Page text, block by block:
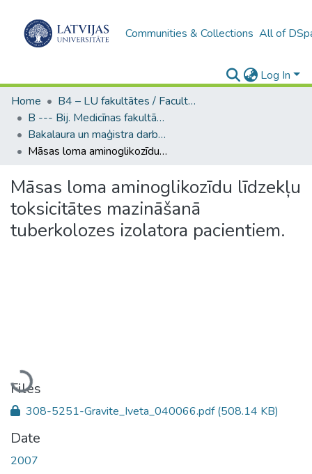
Communities & Collections All of
Log In
Home
B4 – LU fakultātes / Faculties of the UL
B --- Bij. Medicīnas fakultātes studentu noslēguma darbi / Faculty of Medicine - Graduate works
Bakalaura un maģistra darbi (MF) / Bachelor's and Master's theses
Māsas loma aminoglikozīdu līdzekļu toksicitātes mazināšanā tuberkolozes izolatora pacientiem.
Māsas loma aminoglikozīdu līdzekļu
toksicitātes mazināšanā
tuberkolozes izolatora pacientiem.
Loading...
Files
308-5251-Gravite_Iveta_040066.pdf(508.14 KB)
Date
2007